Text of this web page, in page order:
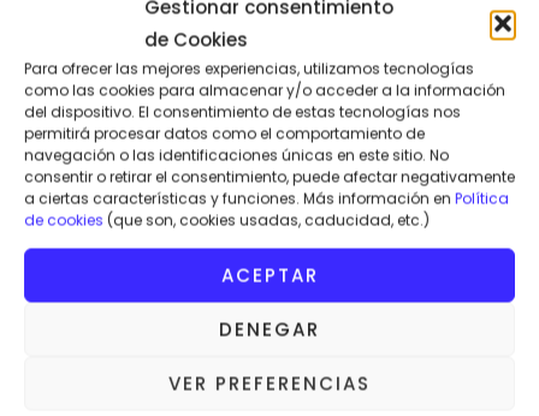
Gestionar consentimiento
de Cookies
Para ofrecer las mejores experiencias, utilizamos tecnologías
como las cookies para almacenar y/o acceder a la información
del dispositivo. El consentimiento de estas tecnologías nos
permitirá procesar datos como el comportamiento de
navegación o las identificaciones únicas en este sitio. No
consentir o retirar el consentimiento, puede afectar negativamente
a ciertas características y funciones. Más información en Política
de cookies (que son, cookies usadas, caducidad, etc.)
ACEPTAR
DENEGAR
VER PREFERENCIAS
VISTA RÁPIDA
PAREO PALMARIN